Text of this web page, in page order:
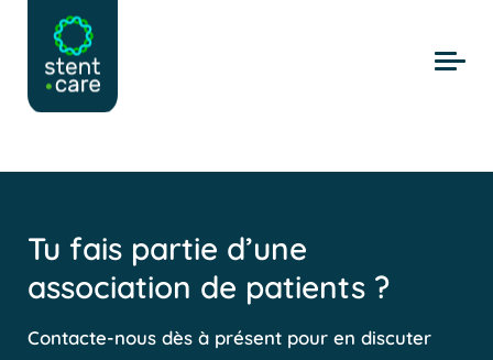
Skip to main content
Tu fais partie d’une
association de patients ?
Contacte-nous dès à présent pour en discuter